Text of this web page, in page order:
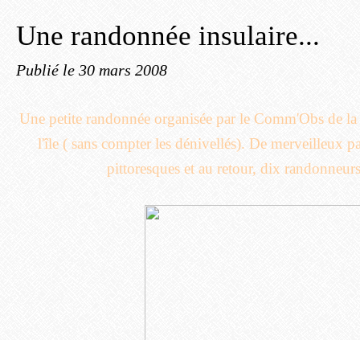
Une randonnée insulaire...
Publié le 30 mars 2008
Une petite randonnée organisée par le Comm'Obs de
l'île ( sans compter les dénivellés). De merveilleux
pittoresques et au retour, dix